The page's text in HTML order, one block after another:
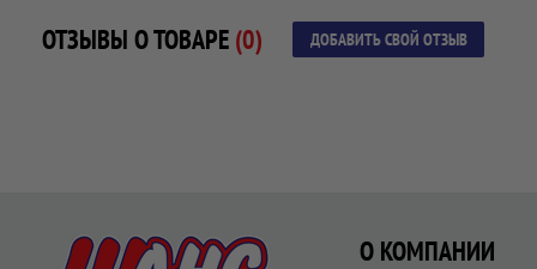
ОТЗЫВЫ О ТОВАРЕ (0) ДОБАВИТЬ СВОЙ ОТЗЫВ
О КОМПАНИИ